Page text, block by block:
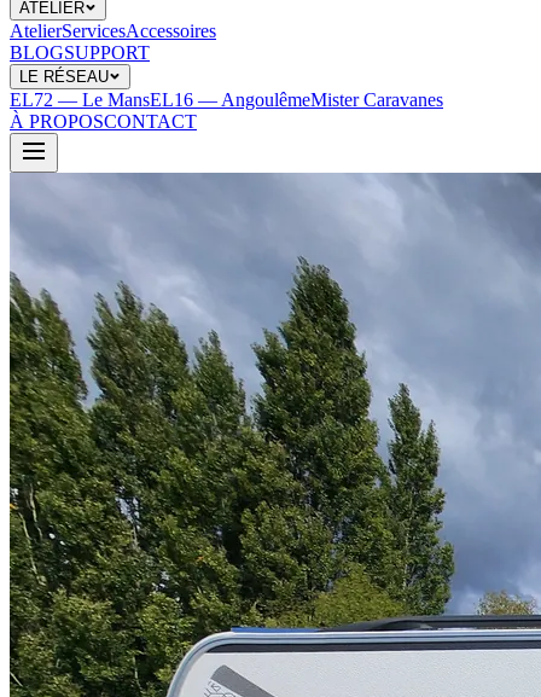
ATELIER
AtelierServicesAccessoires
BLOGSUPPORT
LE RÉSEAU
EL72 — Le MansEL16 — AngoulêmeMister Caravanes
À PROPOSCONTACT